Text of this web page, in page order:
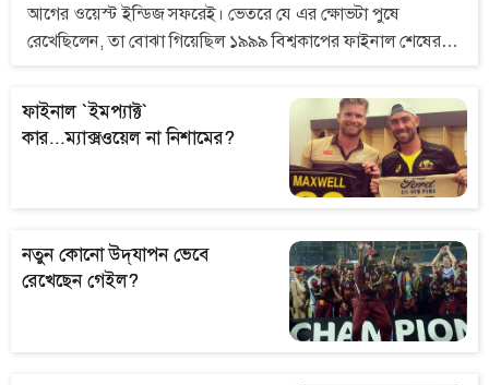
আগের ওয়েস্ট ইন্ডিজ সফরেই। ভেতরে যে এর ক্ষোভটা পুষে
রেখেছিলেন, তা বোঝা গিয়েছিল ১৯৯৯ বিশ্বকাপের ফাইনাল শেষের
ইঙ্গিতই তো দিয়েছিলেন শেন ওয়ার্ন! লর্ডসে সেই সংবাদ সম্মেলনে
উপস্থিত উৎপল শুভ্র এ নিয়ে যা লিখেছিলেন...
ফাইনাল `ইমপ্যাক্ট`
কার...ম্যাক্সওয়েল না নিশামের?
নতুন কোনো উদ্‌যাপন ভেবে
রেখেছেন গেইল?